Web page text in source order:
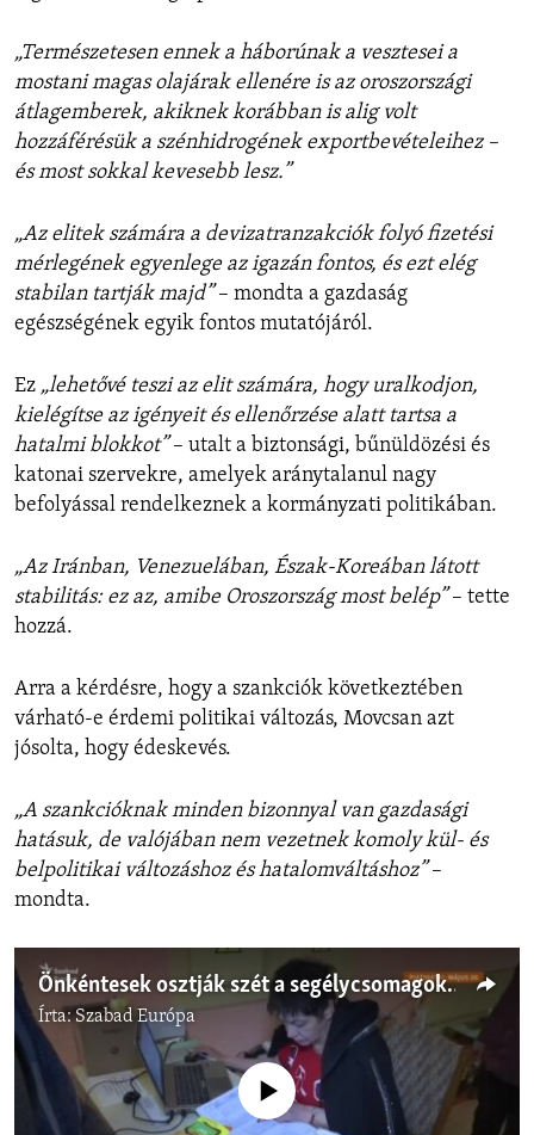
„Természetesen ennek a háborúnak a vesztesei a
mostani magas olajárak ellenére is az oroszországi
átlagemberek, akiknek korábban is alig volt
hozzáférésük a szénhidrogének exportbevételeihez –
és most sokkal kevesebb lesz.”
„Az elitek számára a devizatranzakciók folyó fizetési
mérlegének egyenlege az igazán fontos, és ezt elég
stabilan tartják majd”– mondta a gazdaság
egészségének egyik fontos mutatójáról.
Ez „lehetővé teszi az elit számára, hogy uralkodjon,
kielégítse az igényeit és ellenőrzése alatt tartsa a
hatalmi blokkot”– utalt a biztonsági, bűnüldözési és
katonai szervekre, amelyek aránytalanul nagy
befolyással rendelkeznek a kormányzati politikában.
„Az Iránban, Venezuelában, Észak-Koreában látott
stabilitás: ez az, amibe Oroszország most belép”– tette
hozzá.
Arra a kérdésre, hogy a szankciók következtében
várható-e érdemi politikai változás, Movcsan azt
jósolta, hogy édeskevés.
„A szankcióknak minden bizonnyal van gazdasági
hatásuk, de valójában nem vezetnek komoly kül- és
belpolitikai változáshoz és hatalomváltáshoz”–
mondta.
Önkéntesek osztják szét a segélycsomagokat az ostrom alatt álló kelet-ukrajnai faluban
Írta:Szabad Európa
Jelenleg nincs elérhető tartalom